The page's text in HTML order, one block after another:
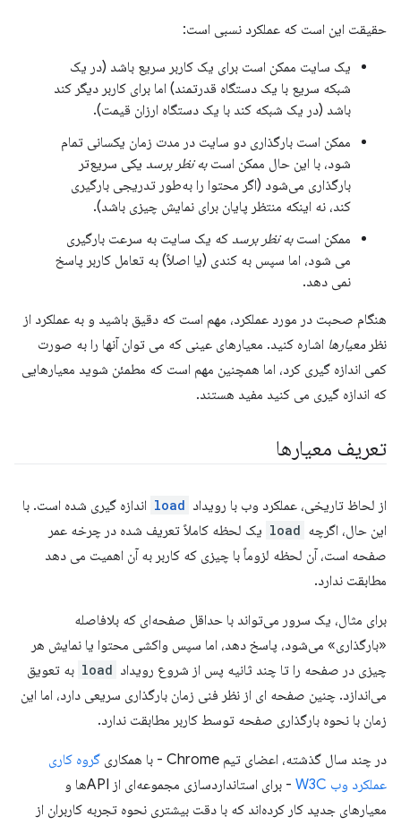
حقیقت این است که عملکرد نسبی است:
یک سایت ممکن است برای یک کاربر سریع باشد (در یک
شبکه سریع با یک دستگاه قدرتمند) اما برای کاربر دیگر کند
باشد (در یک شبکه کند با یک دستگاه ارزان قیمت).
ممکن است بارگذاری دو سایت در مدت زمان یکسانی تمام
شود، با این حال ممکن استبه نظر برسد یکی سریع‌تر
بارگذاری می‌شود (اگر محتوا را به‌طور تدریجی بارگیری
کند، نه اینکه منتظر پایان برای نمایش چیزی باشد).
ممکن استبه نظر برسد که یک سایت به سرعت بارگیری
می شود، اما سپس به کندی (یا اصلاً) به تعامل کاربر پاسخ
نمی دهد.
هنگام صحبت در مورد عملکرد، مهم است که دقیق باشید و به عملکرد از
نظر معیارها اشاره کنید. معیارهای عینی که می توان آنها را به صورت
کمی اندازه گیری کرد، اما همچنین مهم است که مطمئن شوید معیارهایی
که اندازه گیری می کنید مفید هستند.
تعریف معیارها
از لحاظ تاریخی، عملکرد وب با رویداد load اندازه گیری شده است. با
این حال، اگرچه load یک لحظه کاملاً تعریف شده در چرخه عمر
صفحه است، آن لحظه لزوماً با چیزی که کاربر به آن اهمیت می دهد
مطابقت ندارد.
برای مثال، یک سرور می‌تواند با حداقل صفحه‌ای که بلافاصله
«بارگذاری» می‌شود، پاسخ دهد، اما سپس واکشی محتوا یا نمایش هر
چیزی در صفحه را تا چند ثانیه پس از شروع رویداد load به تعویق
می‌اندازد. چنین صفحه ای از نظر فنی زمان بارگذاری سریعی دارد، اما این
زمان با نحوه بارگذاری صفحه توسط کاربر مطابقت ندارد.
در چند سال گذشته، اعضای تیم Chrome - با همکاری
گروه کاری
عملکرد وب W3C
- برای استانداردسازی مجموعه‌ای از APIها و
معیارهای جدید کار کرده‌اند که با دقت بیشتری نحوه تجربه کاربران از